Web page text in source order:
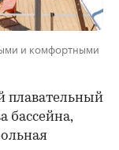
и комфортными
плавательный
бассейна,